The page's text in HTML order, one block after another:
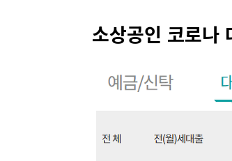
소상공인 코로나